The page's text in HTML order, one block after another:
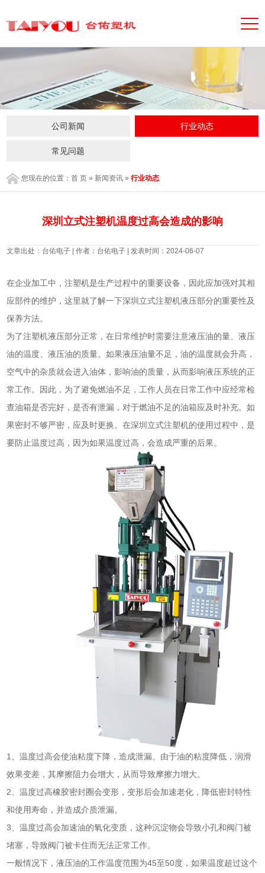
公司新闻 行业动态
常见问题
您现在的位置：首 页 » 新闻资讯 »行业动态
深圳立式注塑机温度过高会造成的影响
文章出处：台佑电子 | 作者：台佑电子 | 发表时间：2024-06-07
在企业加工中，注塑机是生产过程中的重要设备，因此应加强对其相
应部件的维护，这里就了解一下深圳立式注塑机液压部分的重要性及
保养方法。
为了注塑机液压部分正常，在日常维护时需要注意液压油的量、液压
油的温度、液压油的质量。如果液压油量不足，油的温度就会升高，
空气中的杂质就会进入油体，影响油的质量，从而影响液压系统的正
常工作。因此，为了避免燃油不足，工作人员在日常工作中应经常检
查油箱是否完好，是否有泄漏，对于燃油不足的油箱应及时补充。如
果密封不够严密，应及时更换。在深圳立式注塑机的使用过程中，是
要防止温度过高，因为如果温度过高，会造成严重的后果。
1、温度过高会使油粘度下降，造成泄漏。由于油的粘度降低，润滑
效果变差，其摩擦阻力会增大，从而导致摩擦力增大。
2、温度过高橡胶密封圈会变形，变形后会加速老化，降低密封特性
和使用寿命，并造成介质泄漏。
3、温度过高会加速油的氧化变质，这种沉淀物会导致小孔和阀门被
堵塞，导致阀门被卡住而无法正常工作。
一般情况下，液压油的工作温度范围为45至50度，如果温度超过这个